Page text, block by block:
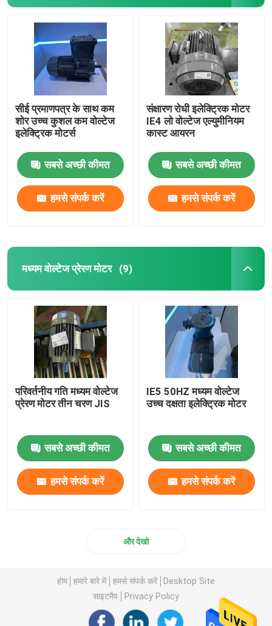
सीई प्रमाणपत्र के साथ कम
शोर उच्च कुशल कम वोल्टेज
इलेक्ट्रिक मोटर्स
सबसे अच्छी कीमत
हमसे संपर्क करें
संक्षारण रोधी इलेक्ट्रिक मोटर
IE4 लो वोल्टेज एल्युमीनियम
कास्ट आयरन
सबसे अच्छी कीमत
हमसे संपर्क करें
मध्यम वोल्टेज प्रेरण मोटर (9)
परिवर्तनीय गति मध्यम वोल्टेज
प्रेरण मोटर तीन चरण JIS
सबसे अच्छी कीमत
हमसे संपर्क करें
IE5 50HZ मध्यम वोल्टेज
उच्च दक्षता इलेक्ट्रिक मोटर
सबसे अच्छी कीमत
हमसे संपर्क करें
और देखो
होम हमारे बारे में हमसे संपर्क करें
Desktop Site
साइटमैप
Privacy Policy